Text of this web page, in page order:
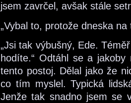
jsem zavrčel, avšak stále
„Vybal to, protože dneska
„Jsi tak výbušný, Ede.
hodíte.“ Odtáhl se a
tento postoj. Dělal jako že
co tím myslel. Typická
Jenže tak snadno jsem se